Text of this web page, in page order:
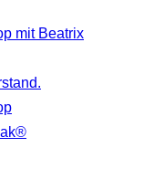
mit Beatrix